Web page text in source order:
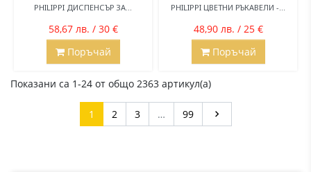
PHILIPPI ДИСПЕНСЪР ЗА...
58,67 лв. / 30 €
Поръчай
PHILIPPI ЦВЕТНИ РЪКАВЕЛИ -...
48,90 лв. / 25 €
Поръчай
Показани са 1-24 от общо 2363 артикул(а)
1 2 3 … 99 Напред
